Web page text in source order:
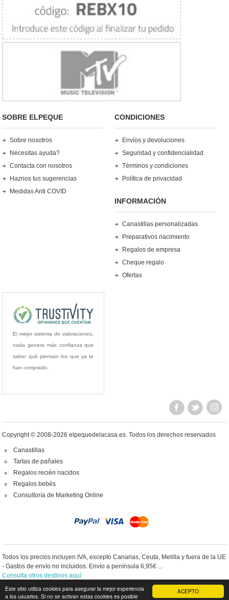
ACEPTO
Este sitio utiliza cookies para asegurar la mejor experiencia
a los usuarios. Si no se activan estas cookies es posible
SOBRE ELPEQUE
Sobre nosotros
Necesitas ayuda?
Contacta con nosotros
Haznos tus sugerencias
Medidas Anti COVID
CONDICIONES
Envíos y devoluciones
Seguridad y confidencialidad
Términos y condiciones
Política de privacidad
INFORMACIÓN
Canastillas personalizadas
Preparativos nacimiento
Regalos de empresa
Cheque regalo
Ofertas
El mejor sistema de valoraciones,
nada genera más confianza que
saber qué piensan los que ya te
han comprado.
Copyright © 2008-2026 elpequedelacasa.es.Todos los derechos reservados
Canastillas
Tartas de pañales
Regalos recién nacidos
Regalos bebés
Consultoría de Marketing Online
Todos los precios incluyen IVA, excepto Canarias, Ceuta, Melilla y fuera de la UE
- Gastos de envío no incluidos. Envío a península 6,95€ ...
Consulta otros destinos aquí